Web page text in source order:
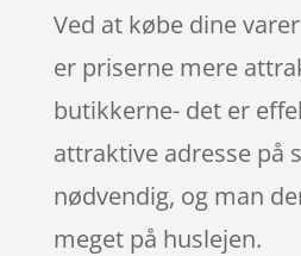
Ved at købe dine
er priserne mere
butikkerne- det er
attraktive adresse på
nødvendig, og man
meget på huslejen.